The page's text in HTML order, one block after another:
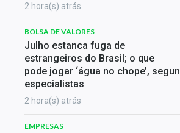
2 hora(s) atrás
BOLSA DE VALORES
Julho estanca fuga de
estrangeiros do Brasil; o que
pode jogar ‘água no chope’,
especialistas
2 hora(s) atrás
EMPRESAS